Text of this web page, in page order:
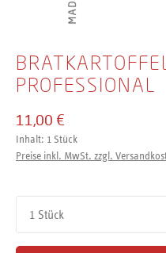
PROFESSIONAL
11,00 €
Inhalt: 1 Stück
Preise inkl. MwSt. zzgl.